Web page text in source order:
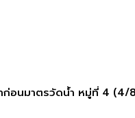
ก่อนมาตรวัดน้ำ หมู่ที่ 4 (4/